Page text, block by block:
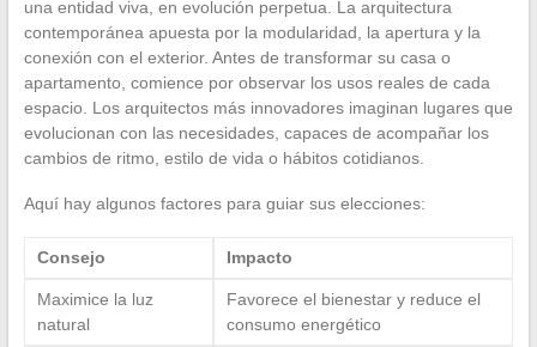
una entidad viva, en evolución perpetua. La arquitectura
contemporánea apuesta por la modularidad, la apertura y la
conexión con el exterior. Antes de transformar su casa o
apartamento, comience por observar los usos reales de cada
espacio. Los arquitectos más innovadores imaginan lugares que
evolucionan con las necesidades, capaces de acompañar los
cambios de ritmo, estilo de vida o hábitos cotidianos.
Aquí hay algunos factores para guiar sus elecciones:
Consejo Impacto
Maximice la luz
natural
Favorece el bienestar y reduce el
consumo energético